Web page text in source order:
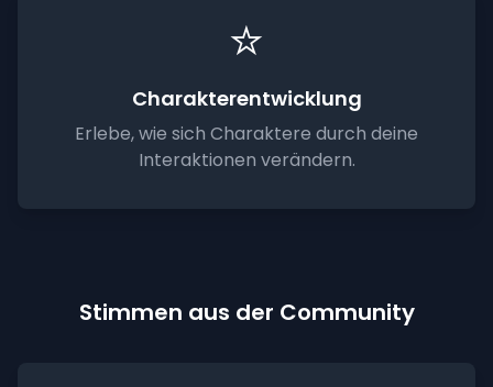
⭐
Charakterentwicklung
Erlebe, wie sich Charaktere durch deine
Interaktionen verändern.
Stimmen aus der Community